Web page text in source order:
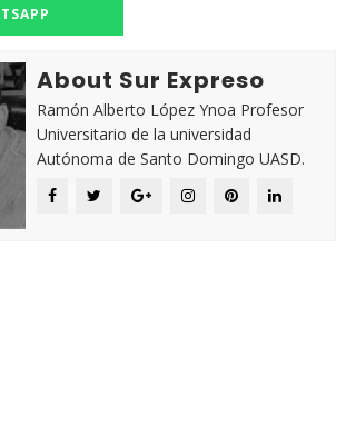
About Sur Expreso
Ramón Alberto López Ynoa Profesor
Universitario de la universidad
Autónoma de Santo Domingo UASD.